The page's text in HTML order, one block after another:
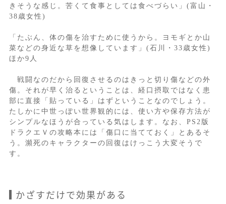
きそうな感じ。苦くて食事としては食べづらい」(富山・
38歳女性)
「たぶん、体の傷を治すために使うから。ヨモギとか山
菜などの身近な草を想像しています」(石川・33歳女性)
ほか9人
戦闘なのだから回復させるのはきっと切り傷などの外
傷。それが早く治るということは、経口摂取ではなく患
部に直接「貼っている」はずということなのでしょう。
たしかに中世っぽい世界観的には、使い方や保存方法が
シンプルなほうが合っている気はします。なお、PS2版
ドラクエＶの攻略本には「傷口に当てておく」とあるそ
う。瀕死のキャラクターの回復はけっこう大変そうで
す。
かざすだけで効果がある